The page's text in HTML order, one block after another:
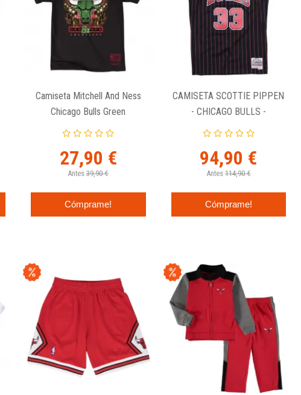
Camiseta Mitchell And Ness
Chicago Bulls Green
Champions
27,90 €
Antes 39,90 €
Cómprame!
CAMISETA SCOTTIE PIPPEN
- CHICAGO BULLS -
SWINGMAN ALTERNATIVE
94,90 €
Antes 114,90 €
Cómprame!